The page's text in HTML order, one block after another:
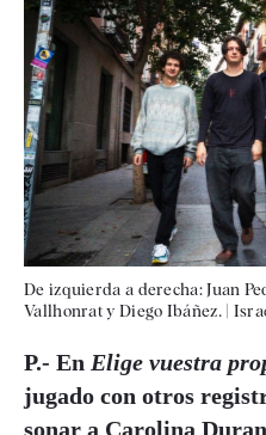
De izquierda a derecha: Juan
Vallhonrat y Diego Ibáñez.|
P.- En Elige vuestra
jugado con otros
sonar a Carolina